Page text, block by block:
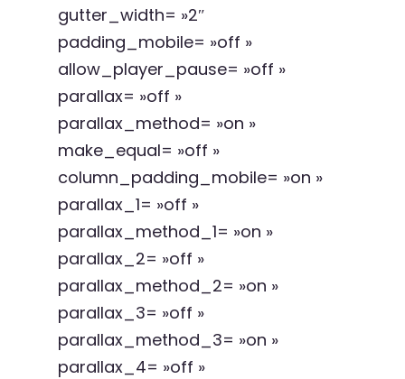
gutter_width= »2″
padding_mobile= »off »
allow_player_pause= »off »
parallax= »off »
parallax_method= »on »
make_equal= »off »
column_padding_mobile= »on »
parallax_1= »off »
parallax_method_1= »on »
parallax_2= »off »
parallax_method_2= »on »
parallax_3= »off »
parallax_method_3= »on »
parallax_4= »off »